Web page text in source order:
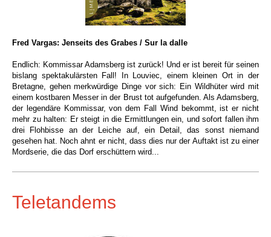
Fred Vargas: Jenseits des Grabes / Sur la dalle
Endlich: Kommissar Adamsberg ist zurück! Und er ist bereit für seinen
bislang spektakulärsten Fall! In Louviec, einem kleinen Ort in der
Bretagne, gehen merkwürdige Dinge vor sich: Ein Wildhüter wird mit
einem kostbaren Messer in der Brust tot aufgefunden. Als Adamsberg,
der legendäre Kommissar, von dem Fall Wind bekommt, ist er nicht
mehr zu halten: Er steigt in die Ermittlungen ein, und sofort fallen ihm
drei Flohbisse an der Leiche auf, ein Detail, das sonst niemand
gesehen hat. Noch ahnt er nicht, dass dies nur der Auftakt ist zu einer
Mordserie, die das Dorf erschüttern wird...
Teletandems